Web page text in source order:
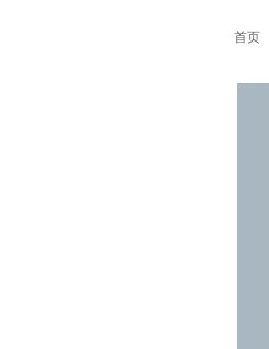
首页